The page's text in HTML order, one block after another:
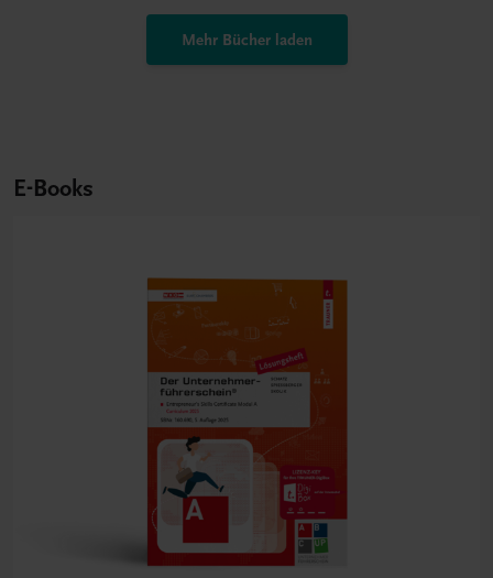
Mehr Bücher laden
E-Books